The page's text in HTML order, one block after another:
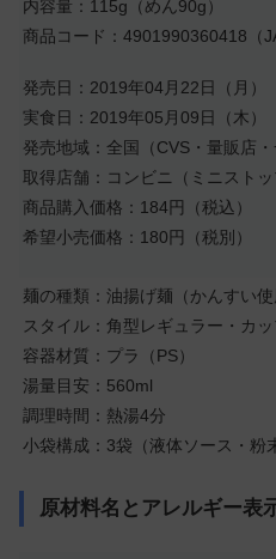
内容量：115g（めん90g）
商品コード：4901990360418（
発売日：2019年04月22日（月）
実食日：2019年05月09日（木）
発売地域：全国（CVS・量販店・
取得店舗：コンビニ（ミニストッ
商品購入価格：184円（税込）
希望小売価格：180円（税別）
麺の種類：油揚げ麺（かんすい使
スタイル：角型レギュラー・カ
容器材質：プラ（PS）
湯量目安：560ml
調理時間：熱湯4分
小袋構成：3袋（液体ソース・粉
原材料名とアレルギー表